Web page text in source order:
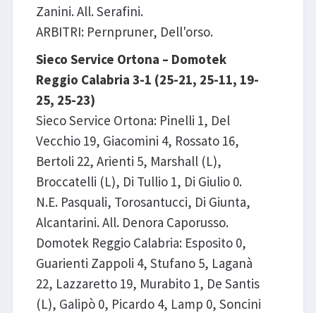
Zanini. All. Serafini.
ARBITRI: Pernpruner, Dell'orso.
Sieco Service Ortona – Domotek
Reggio Calabria 3-1 (25-21, 25-11, 19-
25, 25-23)
Sieco Service Ortona: Pinelli 1, Del
Vecchio 19, Giacomini 4, Rossato 16,
Bertoli 22, Arienti 5, Marshall (L),
Broccatelli (L), Di Tullio 1, Di Giulio 0.
N.E. Pasquali, Torosantucci, Di Giunta,
Alcantarini. All. Denora Caporusso.
Domotek Reggio Calabria: Esposito 0,
Guarienti Zappoli 4, Stufano 5, Laganà
22, Lazzaretto 19, Murabito 1, De Santis
(L), Galipò 0, Picardo 4, Lamp 0, Soncini